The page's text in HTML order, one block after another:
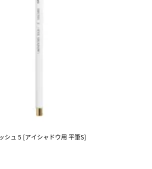
シュ 5 [アイシャドウ用 平筆S]